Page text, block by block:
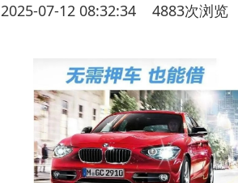
2025-07-12 08:32:34 4883次浏览